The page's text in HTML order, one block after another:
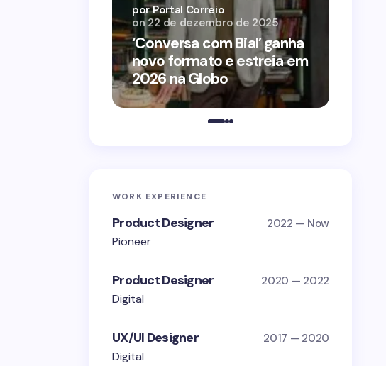
‘Conversa com Bial’ ganha
novo formato e estreia em
2026 na Globo
por Portal Correio
on 22 de dezembro de 2025
WORK EXPERIENCE
Product Designer 2022 — Now
Pioneer
Product Designer 2020 — 2022
Digital
UX/UI Designer 2017 — 2020
Digital